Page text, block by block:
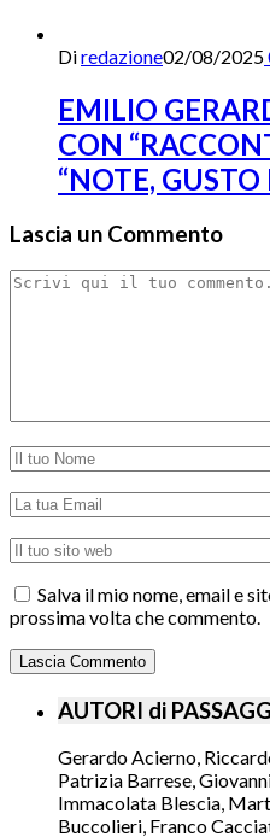
Diredazione02/08/2025
EMILIO
CON
“NOTE, GUSTO
Lascia un Commento
Salva il mio nome, email e
prossima volta che commento.
AUTORI di
Gerardo Acierno,
Patrizia Barrese,
Immacolata Blescia,
Buccolieri, Franco